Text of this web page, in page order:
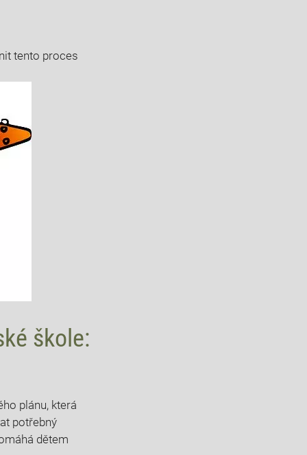
tento proces
škole:
plánu, která
potřebný
dětem